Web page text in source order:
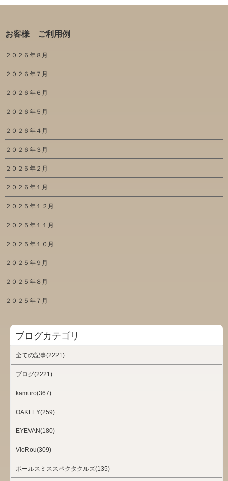
お客様 ご利用例
２０２６年８月
２０２６年７月
２０２６年６月
２０２６年５月
２０２６年４月
２０２６年３月
２０２６年２月
２０２６年１月
２０２５年１２月
２０２５年１１月
２０２５年１０月
２０２５年９月
２０２５年８月
２０２５年７月
ブログカテゴリ
全ての記事(2221)
ブログ(2221)
kamuro(367)
OAKLEY(259)
EYEVAN(180)
VioRou(309)
ポールスミススペクタクルズ(135)